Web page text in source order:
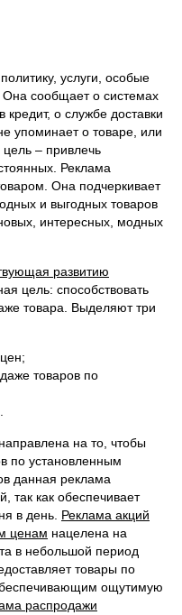
услуги, особые
Она сообщает о системах
кредит, о службе доставки
упоминает о товаре, или
– привлечь
Реклама
Она подчеркивает
и выгодных товаров
интересных, модных
развитию
цель: способствовать
товара. Выделяют три
товаров по
на то, чтобы
по установленным
данная реклама
так как обеспечивает
в день. Реклама акций
ценам нацелена на
в небольшой период
товары по
ощутимую
распродажи